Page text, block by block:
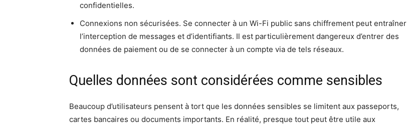
confidentielles.
Connexions non sécurisées. Se connecter à un Wi-Fi public sans chiffrement peut entraîner
l’interception de messages et d’identifiants. Il est particulièrement dangereux d’entrer des
données de paiement ou de se connecter à un compte via de tels réseaux.
Quelles données sont considérées comme sensibles
Beaucoup d’utilisateurs pensent à tort que les données sensibles se limitent aux passeports,
cartes bancaires ou documents importants. En réalité, presque tout peut être utile aux